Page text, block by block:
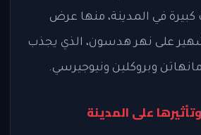
في المدينة، منها عرض
على نهر هدسون، الذي يجذب
وبروكلين ونيوجيرسي.
على المدينة